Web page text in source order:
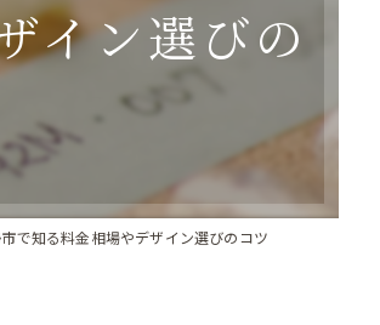
イン選びの
で知る料金相場やデザイン選びのコツ